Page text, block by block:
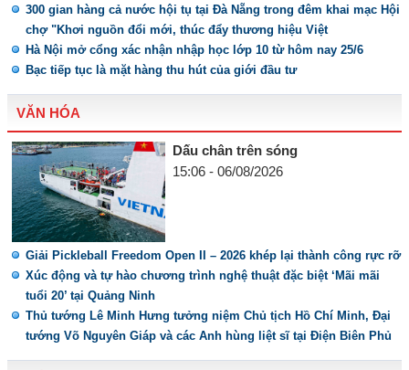
300 gian hàng cả nước hội tụ tại Đà Nẵng trong đêm khai mạc Hội
chợ "Khơi nguồn đổi mới, thúc đẩy thương hiệu Việt
Hà Nội mở cổng xác nhận nhập học lớp 10 từ hôm nay 25/6
Bạc tiếp tục là mặt hàng thu hút của giới đầu tư
VĂN HÓA
Dấu chân trên sóng
15:06 - 06/08/2026
Giải Pickleball Freedom Open II – 2026 khép lại thành công rực rỡ
Xúc động và tự hào chương trình nghệ thuật đặc biệt ‘Mãi mãi
tuổi 20’ tại Quảng Ninh
Thủ tướng Lê Minh Hưng tưởng niệm Chủ tịch Hồ Chí Minh, Đại
tướng Võ Nguyên Giáp và các Anh hùng liệt sĩ tại Điện Biên Phủ